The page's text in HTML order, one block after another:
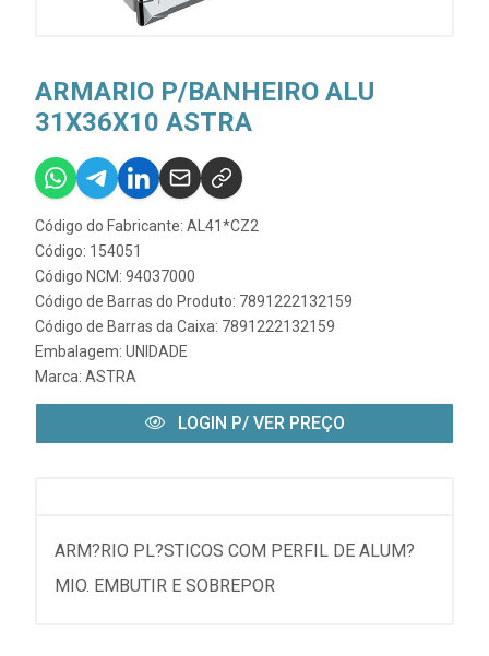
ARMARIO P/BANHEIRO ALU
31X36X10 ASTRA
Código do Fabricante: AL41*CZ2
Código: 154051
Código NCM: 94037000
Código de Barras do Produto: 7891222132159
Código de Barras da Caixa: 7891222132159
Embalagem: UNIDADE
Marca: ASTRA
LOGIN P/ VER PREÇO
ARM?RIO PL?STICOS COM PERFIL DE ALUM?
MIO. EMBUTIR E SOBREPOR